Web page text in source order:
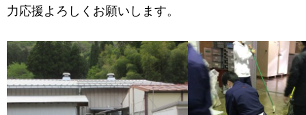
力応援よろしくお願いします。